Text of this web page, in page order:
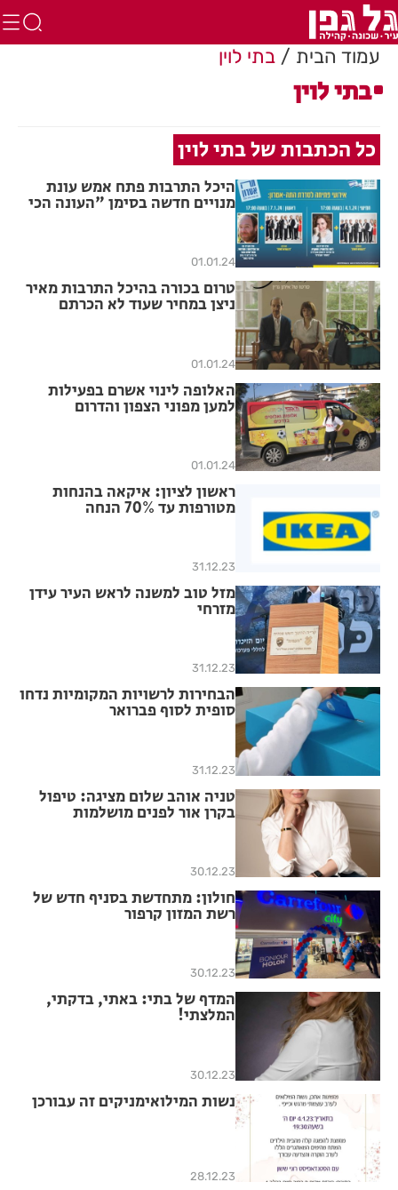
עמוד הבית בתי לוין
בתי לוין
כל הכתבות של בתי לוין
היכל התרבות פתח אמש עונת
מנויים חדשה בסימן "העונה הכי
01.01.24
טרום בכורה בהיכל התרבות מאיר
ניצן במחיר שעוד לא הכרתם
01.01.24
האלופה לינוי אשרם בפעילות
למען מפוני הצפון והדרום
01.01.24
ראשון לציון: איקאה בהנחות
מטורפות עד 70% הנחה
31.12.23
מזל טוב למשנה לראש העיר עידן
מזרחי
31.12.23
הבחירות לרשויות המקומיות נדחו
סופית לסוף פברואר
31.12.23
טניה אוהב שלום מציגה: טיפול
בקרן אור לפנים מושלמות
30.12.23
חולון: מתחדשת בסניף חדש של
רשת המזון קרפור
30.12.23
המדף של בתי: באתי, בדקתי,
המלצתי!
30.12.23
נשות המילואימניקים זה עבורכן
28.12.23